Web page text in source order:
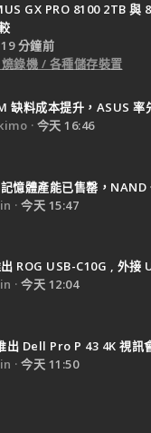
GX PRO 8100 2TB 與
19 分鐘前
錄機 / 各種儲存裝置
缺料成本提升，ASUS 率
今天 16:46
憶體產能已售罄，NAND
今天 15:47
ROG USB-C10G , 外接
今天 12:04
出 Dell Pro P 43 4K 視訊
今天 11:50